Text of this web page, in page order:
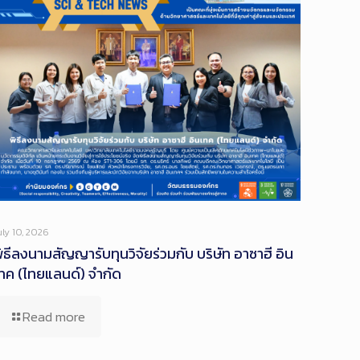
10, 2026
ลงนามสัญญารับทุนวิจัยร่วมกับ บริษัท อาซาฮี อิน
ค (ไทยแลนด์) จำกัด
Read more